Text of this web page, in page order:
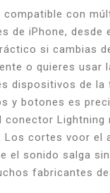
compatible con
de iPhone, desde
si cambias
o quieres usar
dispositivos de la
y botones es
conector Lightning
Los cortes voor el
el sonido salga
fabricantes